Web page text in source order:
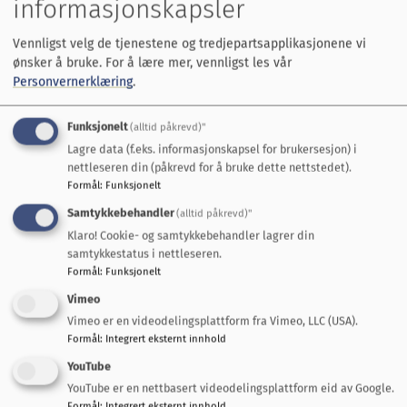
Besøkssenter for villaks skal ligge på
Gauldalsporten på Støren.
Spre kunnskap om villaksen
Hovedmålene for Gaula villakssenter er å øke
kunnskapen om laksens betydning i økosystemet,
trusler mot arten og hvordan vi kan bidra til å
bevare laksebestanden.
Dette er stikkordene for aktivitetene i
villakssenteret:
informasjonskapsler
Vennligst velg de tjenestene og tredjepartsapplikasjonene vi
ønsker å bruke. For å lære mer, vennligst les vår
Personvernerklæring.
Funksjonelt(alltid påkrevd)"
Lagre data (f.eks. informasjonskapsel for brukersesjon) i
nettleseren din (påkrevd for å bruke dette nettstedet).
Formål: Funksjonelt
Samtykkebehandler(alltid påkrevd)"
Klaro! Cookie- og samtykkebehandler lagrer din
samtykkestatus i nettleseren.
Formål: Funksjonelt
Vimeo
Vimeo er en videodelingsplattform fra Vimeo, LLC (USA).
Formål: Integrert eksternt innhold
YouTube
YouTube er en nettbasert videodelingsplattform eid av Google.